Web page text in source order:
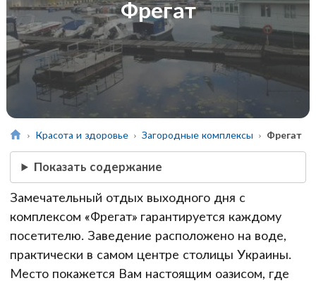
Фрегат
Красота и здоровье Загородные комплексы Фрегат
Показать содержание
Замечательный отдых выходного дня с
комплексом «Фрегат» гарантируется каждому
посетителю. Заведение расположено на воде,
практически в самом центре столицы Украины.
Место покажется Вам настоящим оазисом, где